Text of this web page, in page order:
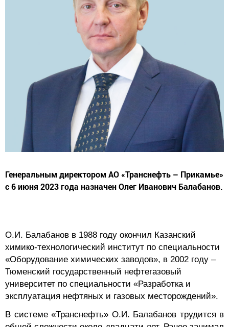
Генеральным директором АО «Транснефть – Прикамье»
с 6 июня 2023 года назначен Олег Иванович Балабанов.
О.И. Балабанов в 1988 году окончил Казанский
химико-технологический институт по специальности
«Оборудование химических заводов», в 2002 году –
Тюменский государственный нефтегазовый
университет по специальности «Разработка и
эксплуатация нефтяных и газовых месторождений».
В системе «Транснефть» О.И. Балабанов трудится в